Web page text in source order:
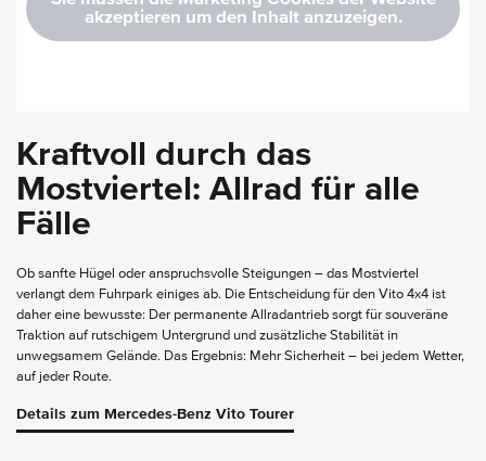
Kraftvoll durch das
Mostviertel: Allrad für alle
Fälle
Ob sanfte Hügel oder anspruchsvolle Steigungen – das Mostviertel
verlangt dem Fuhrpark einiges ab. Die Entscheidung für den Vito 4x4 ist
daher eine bewusste: Der permanente Allradantrieb sorgt für souveräne
Traktion auf rutschigem Untergrund und zusätzliche Stabilität in
unwegsamem Gelände. Das Ergebnis: Mehr Sicherheit – bei jedem Wetter,
auf jeder Route.
Details zum Mercedes-Benz Vito Tourer
akzeptieren um den Inhalt anzuzeigen.